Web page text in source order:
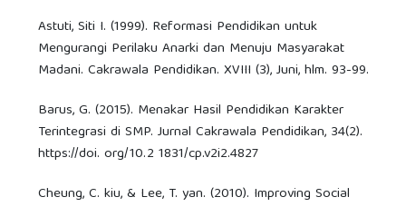
Astuti, Siti I. (1999). Reformasi Pendidikan untuk
Mengurangi Perilaku Anarki dan Menuju Masyarakat
Madani. Cakrawala Pendidikan. XVIII (3), Juni, hlm. 93-99.
Barus, G. (2015). Menakar Hasil Pendidikan Karakter
Terintegrasi di SMP. Jurnal Cakrawala Pendidikan, 34(2).
https://doi. org/10.2 1831/cp.v2i2.4827
Cheung, C. kiu, & Lee, T. yan. (2010). Improving Social